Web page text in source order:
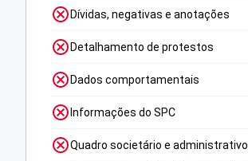
Dívidas, negativas e anotações
Detalhamento de protestos
Dados comportamentais
Informações do SPC
Quadro societário e administrativo